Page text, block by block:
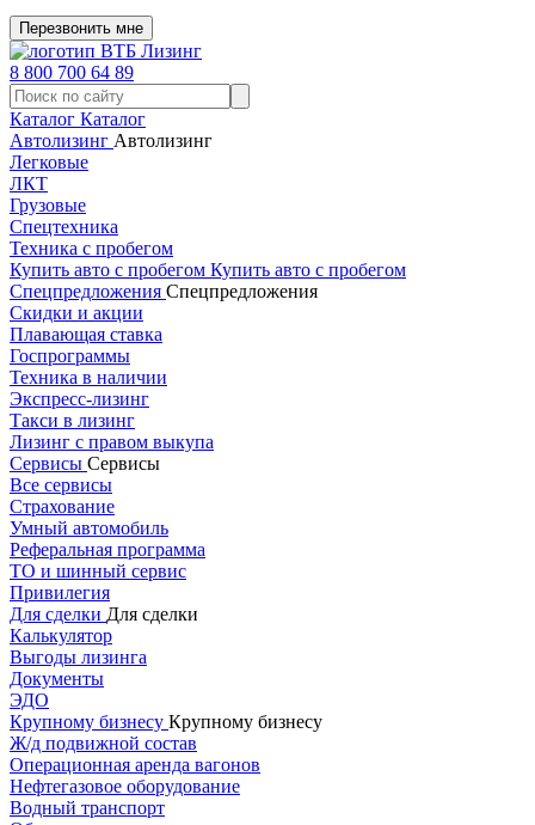
Перезвонить мне
8 800 700 64 89
Каталог Каталог
Автолизинг Автолизинг
Легковые
ЛКТ
Грузовые
Спецтехника
Техника с пробегом
Купить авто с пробегом Купить авто с пробегом
Спецпредложения Спецпредложения
Скидки и акции
Плавающая ставка
Госпрограммы
Техника в наличии
Экспресс-лизинг
Такси в лизинг
Лизинг с правом выкупа
Сервисы Сервисы
Все сервисы
Страхование
Умный автомобиль
Реферальная программа
ТО и шинный сервис
Привилегия
Для сделки Для сделки
Калькулятор
Выгоды лизинга
Документы
ЭДО
Крупному бизнесу Крупному бизнесу
Ж/д подвижной состав
Операционная аренда вагонов
Нефтегазовое оборудование
Водный транспорт